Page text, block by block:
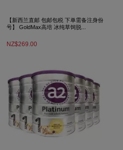
【新西兰直邮 包邮包税 下单需备注身份
号】 GoldMax高培 冰纯草饲脱...
NZ$269.00